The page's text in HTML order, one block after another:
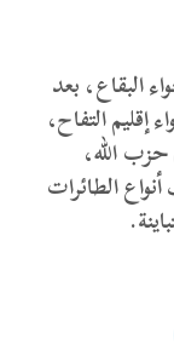
أجواء البقاع، بعد
في أجواء إقليم التفاح،
الله،
الطائرات